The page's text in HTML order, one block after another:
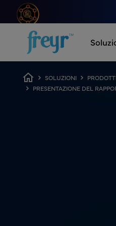
Salta al contenuto principale
Breadcrumb
SOLUZIONI
PRESENTAZIONE DEL